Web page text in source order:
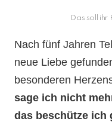
Das soll ihr
Nach fünf Jahren
neue Liebe
besonderen
sage ich nicht
das beschütze ich